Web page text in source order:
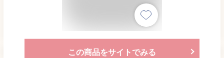
この商品をサイトでみる